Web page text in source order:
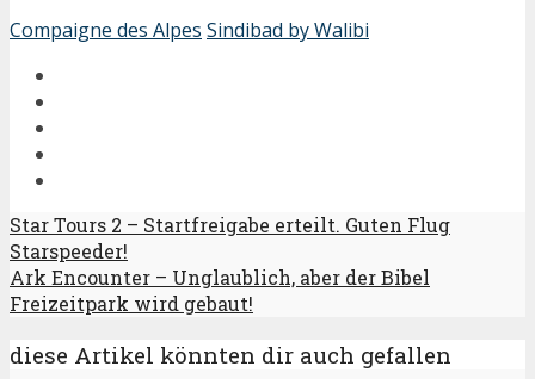
Compaigne des Alpes Sindibad by Walibi
Star Tours 2 – Startfreigabe erteilt. Guten Flug
Starspeeder!
Ark Encounter – Unglaublich, aber der Bibel
Freizeitpark wird gebaut!
diese Artikel könnten dir auch gefallen